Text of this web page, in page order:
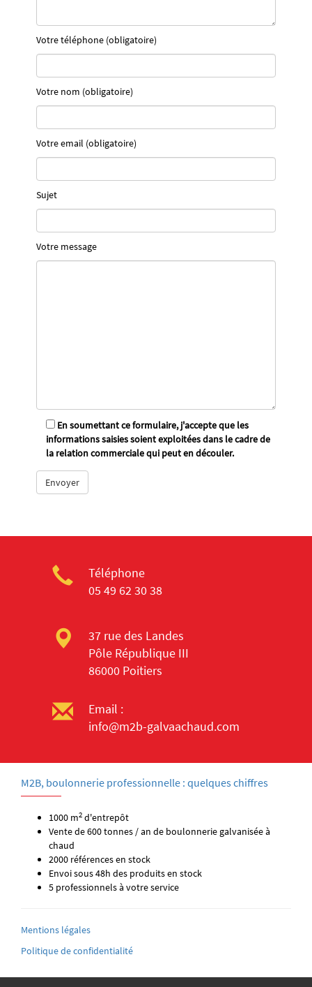
Votre téléphone (obligatoire)
Votre nom (obligatoire)
Votre email (obligatoire)
Sujet
Votre message
En soumettant ce formulaire, j'accepte que les
informations saisies soient exploitées dans le cadre de
la relation commerciale qui peut en découler.
Téléphone
05 49 62 30 38
37 rue des Landes
Pôle République III
86000 Poitiers
Email :
info@m2b-galvaachaud.com
M2B, boulonnerie professionnelle : quelques chiffres
1000 m2 d'entrepôt
Vente de 600 tonnes / an de boulonnerie galvanisée à
chaud
2000 références en stock
Envoi sous 48h des produits en stock
5 professionnels à votre service
Mentions légales
Politique de confidentialité